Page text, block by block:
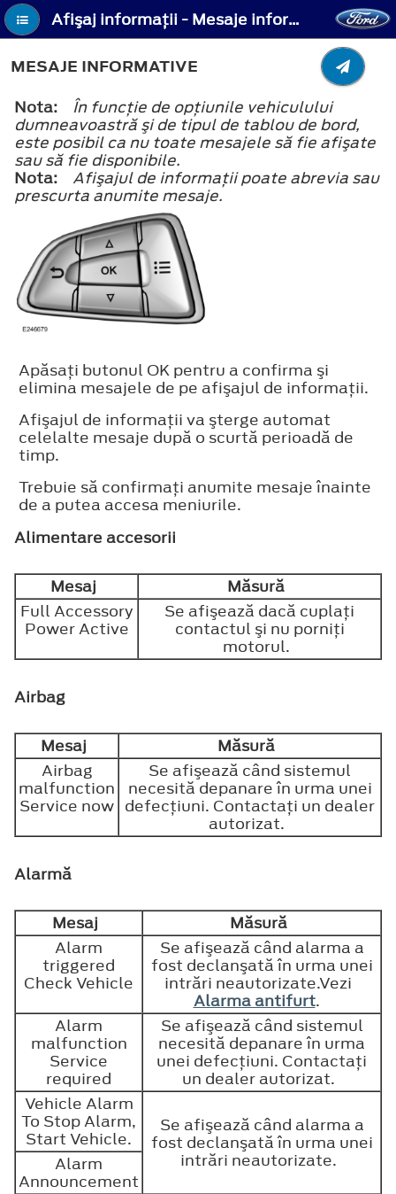
Afişaj informaţii - Mesaje informative
MESAJE INFORMATIVE
Nota:
În funcţie de opţiunile vehiculului
dumneavoastră şi de tipul de tablou de bord,
este posibil ca nu toate mesajele să fie afişate
sau să fie disponibile.
Nota:
Afişajul de informaţii poate abrevia sau
prescurta anumite mesaje.
Apăsaţi butonul OK pentru a confirma şi
elimina mesajele de pe afişajul de informaţii.
Afişajul de informaţii va şterge automat
celelalte mesaje după o scurtă perioadă de
timp.
Trebuie să confirmaţi anumite mesaje înainte
de a putea accesa meniurile.
Alimentare accesorii
Mesaj
Măsură
Full Accessory
Power Active
Se afişează dacă cuplaţi
contactul şi nu porniţi
motorul.
Airbag
Mesaj
Măsură
Airbag
malfunction
Service now
Se afişează când sistemul
necesită depanare în urma unei
defecţiuni. Contactaţi un dealer
autorizat.
Alarmă
Mesaj
Măsură
Alarm
triggered
Check Vehicle
Se afişează când alarma a
fost declanşată în urma unei
intrări neautorizate.Vezi
Alarma antifurt.
Alarm
malfunction
Service
required
Se afişează când sistemul
necesită depanare în urma
unei defecţiuni. Contactaţi
un dealer autorizat.
Vehicle Alarm
To Stop Alarm,
Start Vehicle.
Se afişează când alarma a
fost declanşată în urma unei
intrări neautorizate.
Alarm
Announcement